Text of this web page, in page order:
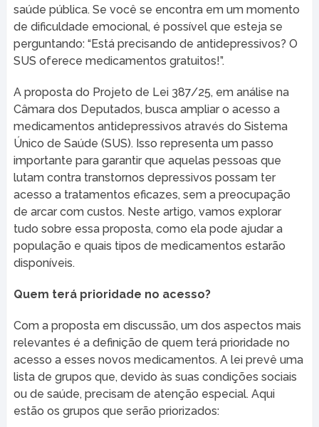
saúde pública. Se você se encontra em um momento
de dificuldade emocional, é possível que esteja se
perguntando: “Está precisando de antidepressivos? O
SUS oferece medicamentos gratuitos!”.
A proposta do Projeto de Lei 387/25, em análise na
Câmara dos Deputados, busca ampliar o acesso a
medicamentos antidepressivos através do Sistema
Único de Saúde (SUS). Isso representa um passo
importante para garantir que aquelas pessoas que
lutam contra transtornos depressivos possam ter
acesso a tratamentos eficazes, sem a preocupação
de arcar com custos. Neste artigo, vamos explorar
tudo sobre essa proposta, como ela pode ajudar a
população e quais tipos de medicamentos estarão
disponíveis.
Quem terá prioridade no acesso?
Com a proposta em discussão, um dos aspectos mais
relevantes é a definição de quem terá prioridade no
acesso a esses novos medicamentos. A lei prevê uma
lista de grupos que, devido às suas condições sociais
ou de saúde, precisam de atenção especial. Aqui
estão os grupos que serão priorizados: